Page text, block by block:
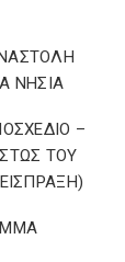
ΝΗΣΙΑ
–
ΤΟΥ